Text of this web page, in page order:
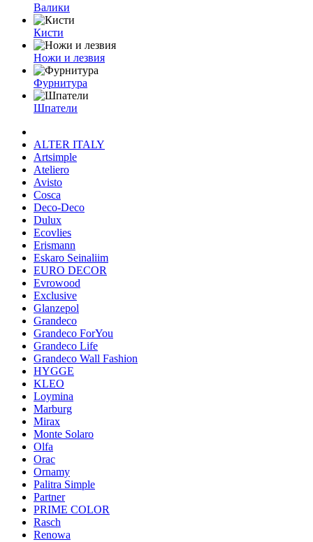
Валики
Кисти
Ножи и лезвия
Фурнитура
Шпатели
ALTER ITALY
Artsimple
Ateliero
Avisto
Cosca
Deco-Deco
Dulux
Ecovlies
Erismann
Eskaro Seinaliim
EURO DECOR
Evrowood
Exclusive
Glanzepol
Grandeco
Grandeco ForYou
Grandeco Life
Grandeco Wall Fashion
HYGGE
KLEO
Loymina
Marburg
Mirax
Monte Solaro
Olfa
Orac
Ornamy
Palitra Simple
Partner
PRIME COLOR
Rasch
Renowa